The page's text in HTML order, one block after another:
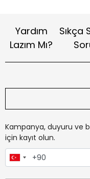
Yardım
Lazım Mı?
Sıkça
Kampanya, duyuru ve
için kayıt olun.